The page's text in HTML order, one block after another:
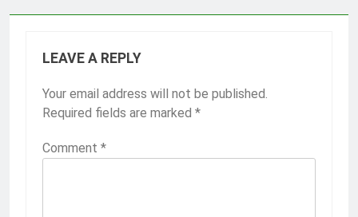
LEAVE A REPLY
Your email address will not be published.
Required fields are marked *
Comment *